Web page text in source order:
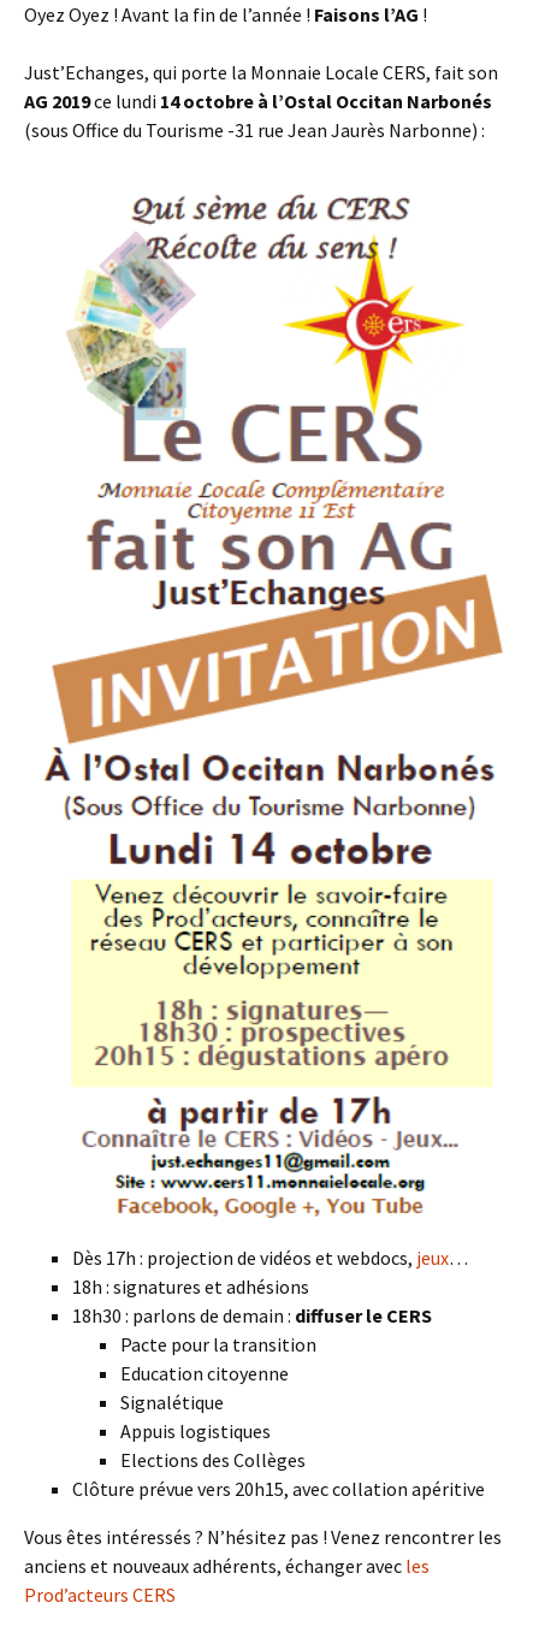
Oyez Oyez ! Avant la fin de l’année ! Faisons l’AG !
Just’Echanges, qui porte la Monnaie Locale CERS, fait son
AG 2019ce lundi 14 octobre à l’Ostal Occitan Narbonés
(sous Office du Tourisme -31 rue Jean Jaurès Narbonne) :
Dès 17h : projection de vidéos et webdocs, jeux…
18h : signatures et adhésions
18h30 : parlons de demain : diffuser le CERS
Pacte pour la transition
Education citoyenne
Signalétique
Appuis logistiques
Elections des Collèges
Clôture prévue vers 20h15, avec collation apéritive
Vous êtes intéressés ? N’hésitez pas ! Venez rencontrer les
anciens et nouveaux adhérents, échanger avec les
Prod’acteurs CERS